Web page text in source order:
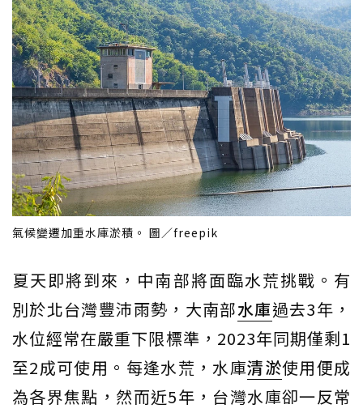
氣候變遷加重水庫淤積。 圖／freepik
夏天即將到來，中南部將面臨水荒挑戰。有
別於北台灣豐沛雨勢，大南部水庫過去3年，
水位經常在嚴重下限標準，2023年同期僅剩1
至2成可使用。每逢水荒，水庫清淤使用便成
為各界焦點，然而近5年，台灣水庫卻一反常